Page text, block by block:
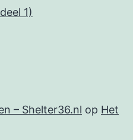
1)
– Shelter36.nl op Het